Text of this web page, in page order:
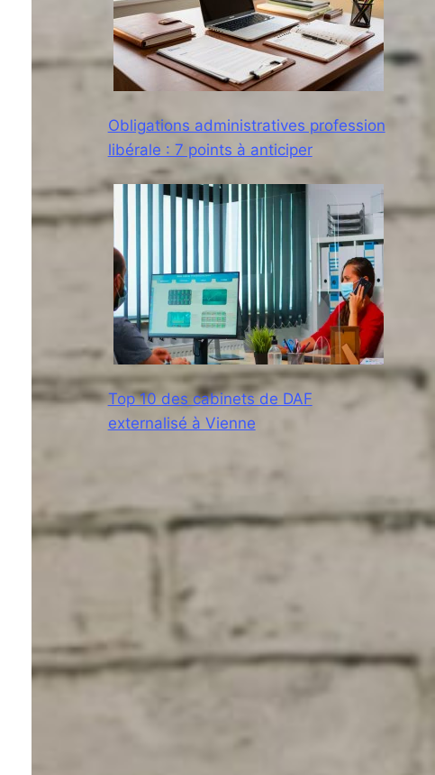
Obligations administratives profession
libérale : 7 points à anticiper
Top 10 des cabinets de DAF
externalisé à Vienne